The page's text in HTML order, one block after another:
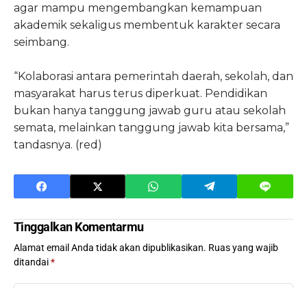
agar mampu mengembangkan kemampuan
akademik sekaligus membentuk karakter secara
seimbang.
“Kolaborasi antara pemerintah daerah, sekolah, dan
masyarakat harus terus diperkuat. Pendidikan
bukan hanya tanggung jawab guru atau sekolah
semata, melainkan tanggung jawab kita bersama,”
tandasnya. (red)
Tinggalkan Komentarmu
Alamat email Anda tidak akan dipublikasikan. Ruas yang wajib
ditandai*